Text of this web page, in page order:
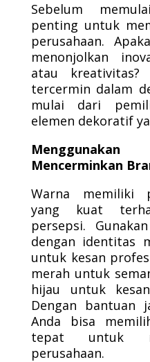
Sebelum
penting untuk
perusahaan.
menonjolkan
atau
tercermin dalam
mulai dari
elemen dekoratif
Mencerminkan
Warna memiliki
yang kuat
persepsi.
dengan identitas
untuk kesan
merah untuk
hijau untuk
Dengan bantuan
Anda bisa
tepat untuk
perusahaan.